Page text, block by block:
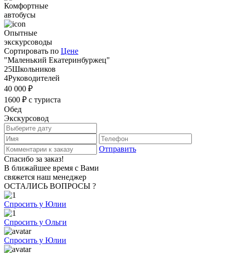
Комфортные
автобусы
Опытные
экскурсоводы
Сортировать по Цене
"Маленький Екатеринбуржец"
25Школьников
4Руководителей
40 000 ₽
1600 ₽ с туриста
Обед
Экскурсовод
Отправить
Спасибо за заказ!
В ближайшее время с Вами
свяжется наш менеджер
ОСТАЛИСЬ ВОПРОСЫ ?
Спросить у Юлии
Спросить у Ольги
Спросить у Юлии